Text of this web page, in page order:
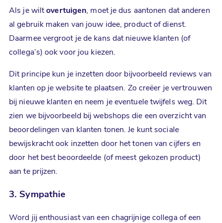
Als je wiltovertuigen, moet je dus aantonen dat anderen
al gebruik maken van jouw idee, product of dienst.
Daarmee vergroot je de kans dat nieuwe klanten (of
collega’s) ook voor jou kiezen.
Dit principe kun je inzetten door bijvoorbeeld reviews van
klanten op je website te plaatsen. Zo creëer je vertrouwen
bij nieuwe klanten en neem je eventuele twijfels weg. Dit
zien we bijvoorbeeld bij webshops die een overzicht van
beoordelingen van klanten tonen. Je kunt sociale
bewijskracht ook inzetten door het tonen van cijfers en
door het best beoordeelde (of meest gekozen product)
aan te prijzen.
3. Sympathie
Word jij enthousiast van een chagrijnige collega of een